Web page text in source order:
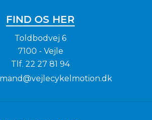
FIND OS HER
Toldbodvej 6
7100 - Vejle
Tlf. 22 27 81 94